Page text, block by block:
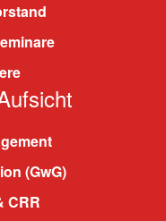
(GwG)
CRR